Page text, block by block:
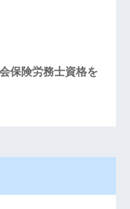
保険労務士資格を